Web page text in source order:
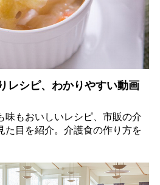
レシピ、わかりやすい動画
味もおいしいレシピ、市販の介
た目を紹介。介護食の作り方を